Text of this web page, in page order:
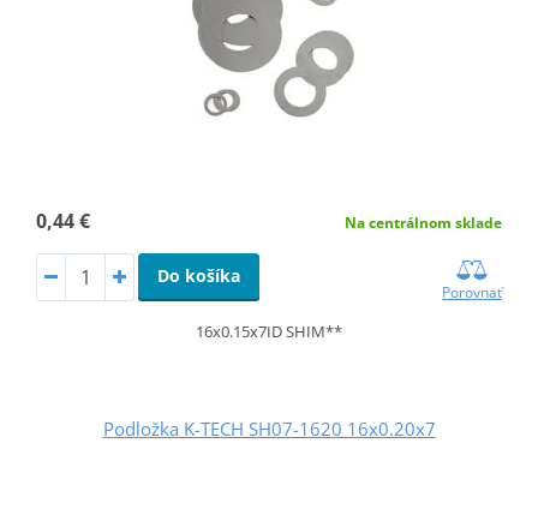
0,44 € Na centrálnom sklade
Do košíka
Porovnať
16x0.15x7ID SHIM**
Podložka K-TECH SH07-1620 16x0.20x7